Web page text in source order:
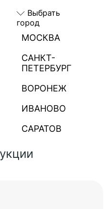
Выбрать
город
МОСКВА
САНКТ-
ПЕТЕРБУРГ
ВОРОНЕЖ
ИВАНОВО
САРАТОВ